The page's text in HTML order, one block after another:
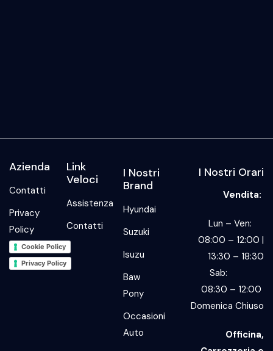
Azienda
Contatti
Privacy
Policy
Cookie Policy
Privacy Policy
Link
Veloci
Assistenza
Contatti
I Nostri
Brand
Hyundai
Suzuki
Isuzu
Baw
Pony
Occasioni
Auto
I Nostri Orari
Vendita:
Lun – Ven:
08:00 – 12:00 |
13:30 – 18:30
Sab:
08:30 – 12:00
Domenica Chiuso
Officina,